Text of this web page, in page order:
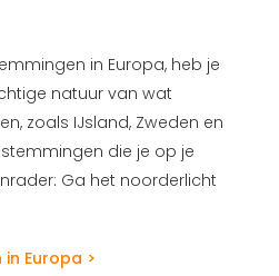
in Europa, heb je
natuur van wat
zoals IJsland, Zweden en
die je op je
Ga het noorderlicht
Europa >